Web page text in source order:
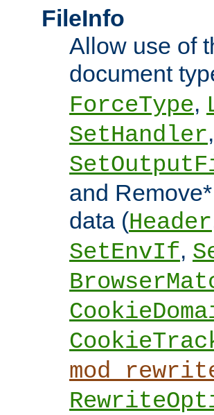
FileInfo
Allow use of
document
ForceType,
SetHandler,
and
data (Header
SetEnvIf,